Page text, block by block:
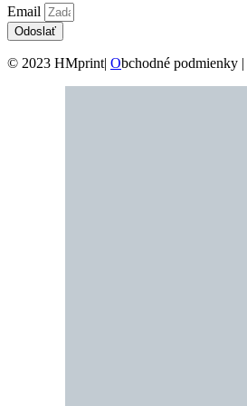
Email
Odoslať
© 2023 HMprint| Obchodné podmienky |